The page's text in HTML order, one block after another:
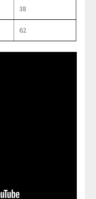
38
62